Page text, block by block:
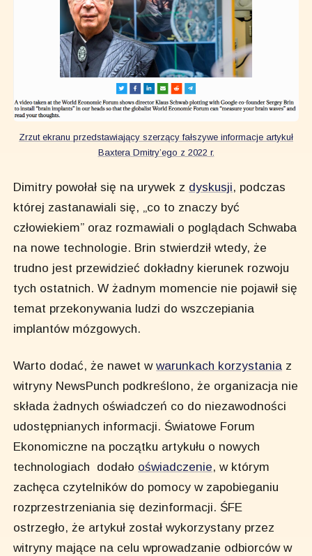
Zrzut ekranu przedstawiający szerzący fałszywe informacje artykuł
Baxtera Dmitry’ego z 2022 r.
Dimitry powołał się na urywek z dyskusji, podczas
której zastanawiali się, „co to znaczy być
człowiekiem” oraz rozmawiali o poglądach Schwaba
na nowe technologie. Brin stwierdził wtedy, że
trudno jest przewidzieć dokładny kierunek rozwoju
tych ostatnich. W żadnym momencie nie pojawił się
temat przekonywania ludzi do wszczepiania
implantów mózgowych.
Warto dodać, że nawet wwarunkach korzystania z
witryny NewsPunch podkreślono, że organizacja nie
składa żadnych oświadczeń co do niezawodności
udostępnianych informacji. Światowe Forum
Ekonomiczne na początku artykułu o nowych
technologiach dodało oświadczenie, w którym
zachęca czytelników do pomocy w zapobieganiu
rozprzestrzeniania się dezinformacji. ŚFE
ostrzegło, że artykuł został wykorzystany przez
witryny mające na celu wprowadzanie odbiorców w